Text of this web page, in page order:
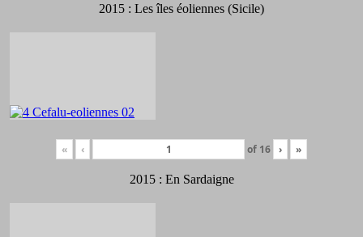
2015 : Les îles éoliennes (Sicile)
« ‹ of 16 › »
2015 : En Sardaigne